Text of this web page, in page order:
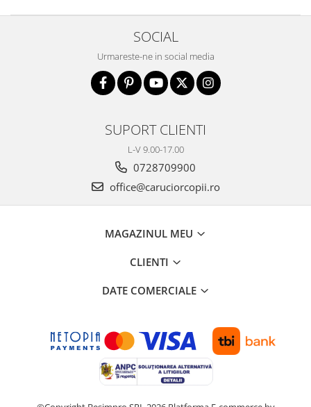
SOCIAL
Urmareste-ne in social media
SUPORT CLIENTI
L-V 9.00-17.00
0728709900
office@caruciorcopii.ro
MAGAZINUL MEU
CLIENTI
DATE COMERCIALE